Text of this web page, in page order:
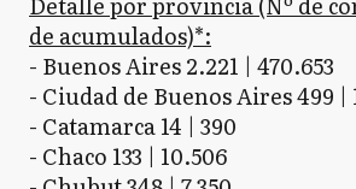
de acumulados)*:
- Buenos Aires 2.221 | 470.653
- Ciudad de Buenos Aires 499 |
- Catamarca 14 | 390
- Chaco 133 | 10.506